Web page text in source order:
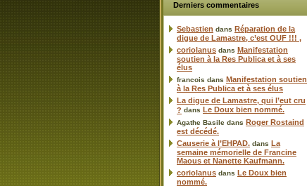
Derniers commentaires
Sebastien dans Réparation de la
digue de Lamastre, c’est OUF !!! ,
coriolanus dans Manifestation
soutien à la Res Publica et à ses
élus
francois dans Manifestation soutien
à la Res Publica et à ses élus
La digue de Lamastre, qui l’eut cru
? dans Le Doux bien nommé.
Agathe Basile dans Roger Rostaind
est décédé.
Causerie à l’EHPAD. dans La
semaine mémorielle de Francine
Maous et Nanette Kaufmann.
coriolanus dans Le Doux bien
nommé.